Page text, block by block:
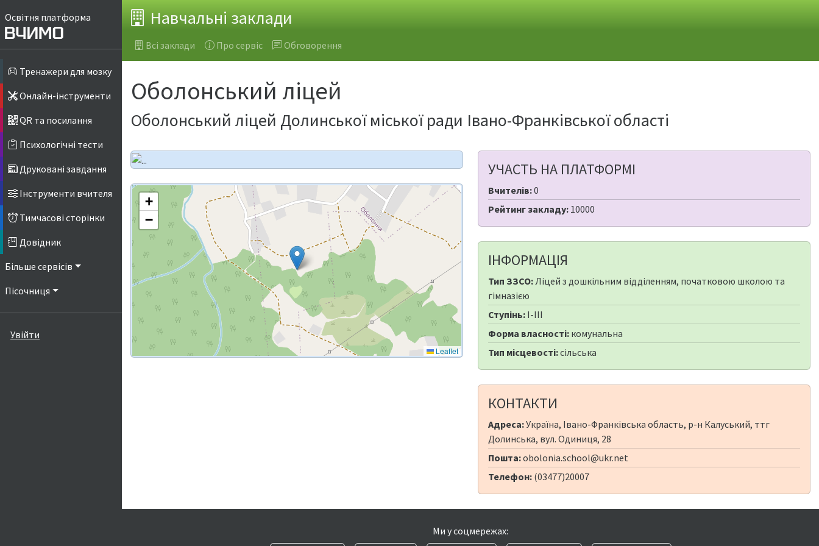
Освітня платформа
Тренажери для мозку
Онлайн-інструменти
QR та посилання
Психологічні тести
Друковані завдання
Інструменти вчителя
Тимчасові сторінки
Довідник
Більше сервісів
Пісочниця
Увійти
Навчальні заклади
Всі заклади Про сервіс Обговорення
Оболонський ліцей
Оболонський ліцей Долинської міської ради Івано-Франківської області
+
−
Leaflet
УЧАСТЬ НА ПЛАТФОРМІ
Вчителів:0
Рейтинг закладу: 10000
ІНФОРМАЦІЯ
Тип ЗЗСО:Ліцей з дошкільним відділенням, початковою школою та
гімназією
Ступінь: I-III
Форма власності: комунальна
Тип місцевості:сільська
КОНТАКТИ
Адреса:Україна, Івано-Франківська область, р-н Калуський, ттг
Долинська, вул. Одиниця, 28
Пошта:obolonia.school@ukr.net
Телефон: (03477)20007
Ми у соцмережах: